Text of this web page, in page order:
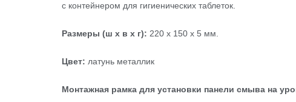
с контейнером для гигиенических таблеток.
Размеры (ш х в х г): 220 x 150 x 5 мм.
Цвет: латунь металлик
Монтажная рамка для установки панели смыва на